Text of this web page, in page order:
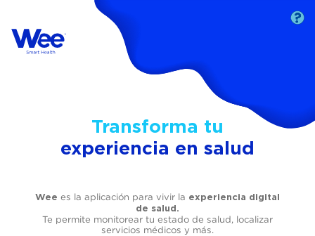
Transforma tu
experiencia en salud
Wee es la aplicación para vivir la experiencia digital
de salud.
Te permite monitorear tu estado de salud, localizar
servicios médicos y más.